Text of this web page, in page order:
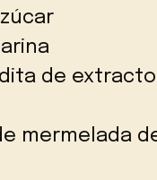
de
mermelada